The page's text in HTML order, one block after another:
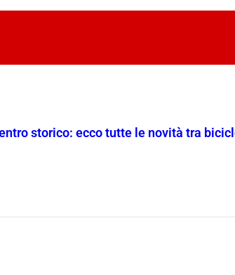
storico: ecco tutte le novità tra